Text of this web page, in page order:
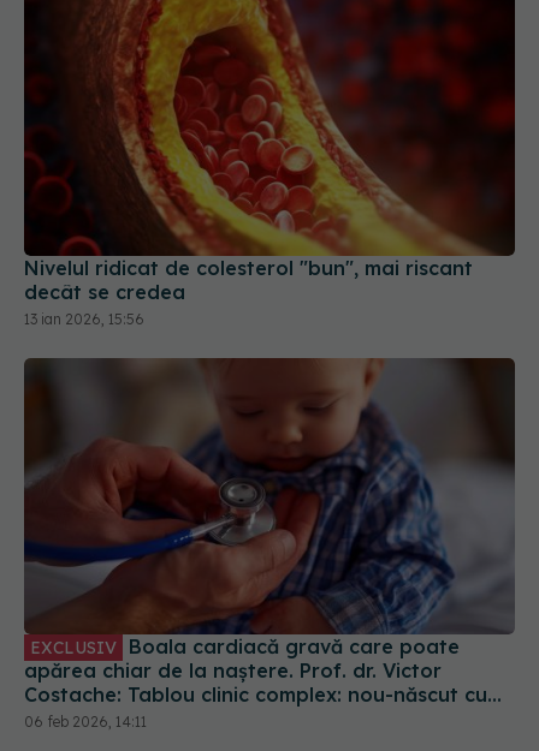
Nivelul ridicat de colesterol "bun", mai riscant
decât se credea
13 ian 2026, 15:56
EXCLUSIV Boala cardiacă gravă care poate
apărea chiar de la naștere. Prof. dr. Victor
Costache: Tablou clinic complex: nou-născut cu